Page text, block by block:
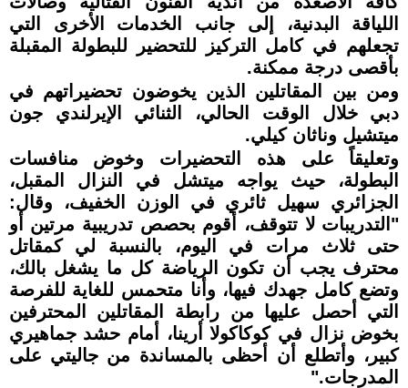
اللياقة البدنية، إلى جانب الخدمات الأخرى التي
تجعلهم في كامل التركيز للتحضير للبطولة المقبلة
بأقصى درجة ممكنة.
ومن بين المقاتلين الذين يخوضون تحضيراتهم في
دبي خلال الوقت الحالي، الثنائي الإيرلندي جون
ميتشيل وناثان كيلي.
وتعليقاً على هذه التحضيرات وخوض منافسات
البطولة، حيث يواجه ميتشل في النزال المقبل،
الجزائري سهيل ثائري في الوزن الخفيف، وقال:
"التدريبات لا تتوقف، أقوم بحصص تدريبية مرتين أو
حتى ثلاث مرات في اليوم، بالنسبة لي كمقاتل
محترف يجب أن تكون الرياضة كل ما يشغل بالك،
وتضع كامل جهدك فيها، وأنا متحمس للغاية للفرصة
التي أحصل عليها من رابطة المقاتلين المحترفين
بخوض نزال في كوكاكولا أرينا، أمام حشد جماهيري
كبير، وأتطلع أن أحظى بالمساندة من جاليتي على
المدرجات."